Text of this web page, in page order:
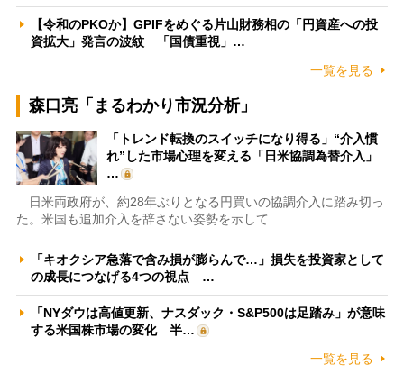
【令和のPKOか】GPIFをめぐる片山財務相の「円資産への投
資拡大」発言の波紋 「国債重視」…
一覧を見る
森口亮「まるわかり市況分析」
「トレンド転換のスイッチになり得る」“介入慣
れ”した市場心理を変える「日米協調為替介入」
…
日米両政府が、約28年ぶりとなる円買いの協調介入に踏み切っ
た。米国も追加介入を辞さない姿勢を示して…
「キオクシア急落で含み損が膨らんで…」損失を投資家として
の成長につなげる4つの視点 …
「NYダウは高値更新、ナスダック・S&P500は足踏み」が意味
する米国株市場の変化 半…
一覧を見る